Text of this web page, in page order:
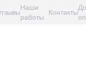
Наши
работы
Контакты